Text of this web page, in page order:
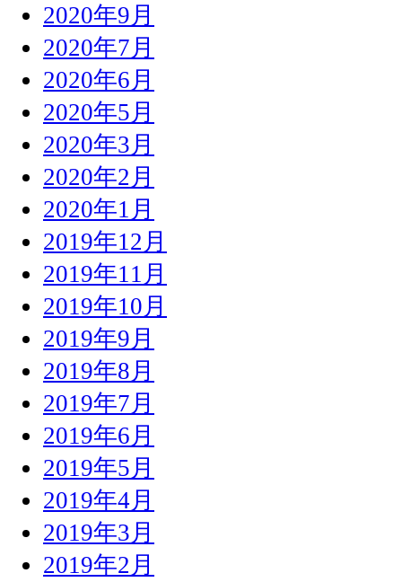
2020年9月
2020年7月
2020年6月
2020年5月
2020年3月
2020年2月
2020年1月
2019年12月
2019年11月
2019年10月
2019年9月
2019年8月
2019年7月
2019年6月
2019年5月
2019年4月
2019年3月
2019年2月